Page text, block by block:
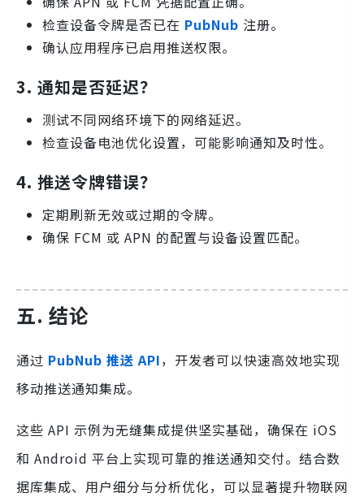
检查设备令牌是否已在 PubNub 注册。
确认应用程序已启用推送权限。
3. 通知是否延迟？
测试不同网络环境下的网络延迟。
检查设备电池优化设置，可能影响通知及时性。
4. 推送令牌错误？
定期刷新无效或过期的令牌。
确保 FCM 或 APN 的配置与设备设置匹配。
五. 结论
通过 PubNub 推送 API，开发者可以快速高效地实现
移动推送通知集成。
这些 API 示例为无缝集成提供坚实基础，确保在 iOS
和 Android 平台上实现可靠的推送通知交付。结合数
据库集成、用户细分与分析优化，可以显著提升物联网